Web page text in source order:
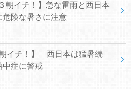
朝イチ！】急な雷雨と西日本
危険な暑さに注意
朝イチ！】 西日本は猛暑続
症に警戒